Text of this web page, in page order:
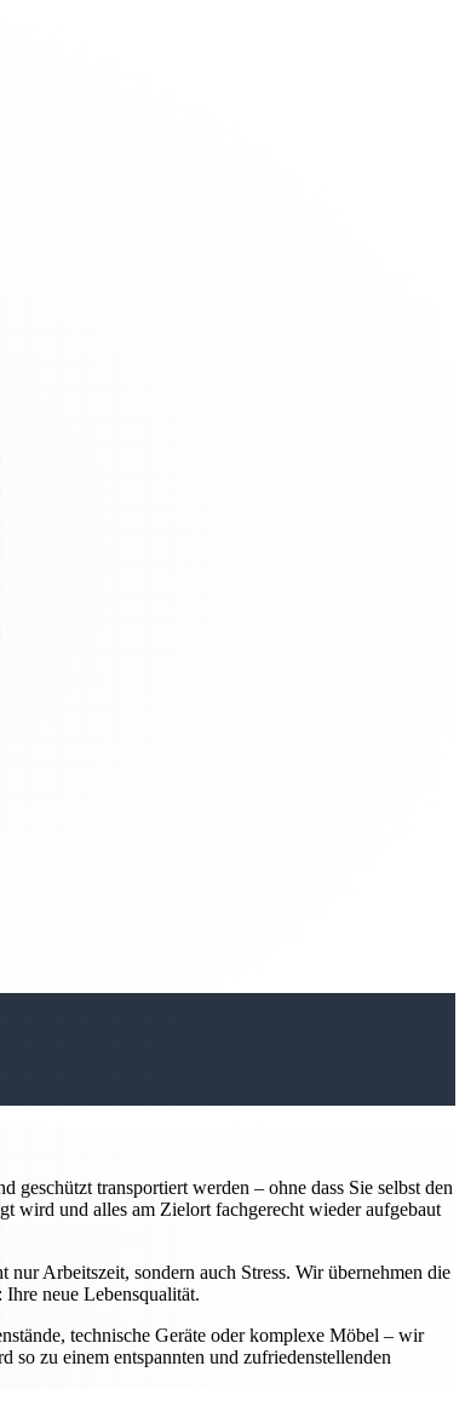
transportiert werden – ohne dass Sie selbst den
wird und alles am Zielort fachgerecht wieder aufgebaut
Arbeitszeit, sondern auch Stress. Wir übernehmen die
neue Lebensqualität.
technische Geräte oder komplexe Möbel – wir
zu einem entspannten und zufriedenstellenden